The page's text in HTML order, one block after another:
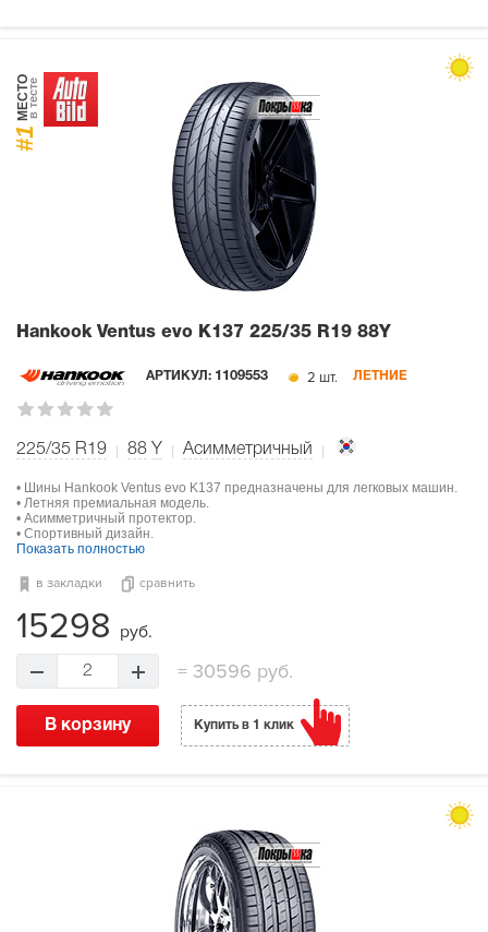
#1
МЕСТОв тесте
Hankook Ventus evo K137 225/35 R19 88Y
АРТИКУЛ: 1109553 2 шт. ЛЕТНИЕ
225/35 R19 88 Y Асимметричный
• Шины Hankook Ventus evo K137 предназначены для легковых машин.
• Летняя премиальная модель.
• Асимметричный протектор.
• Спортивный дизайн.
Показать полностью
в закладки сравнить
15298 руб.
2 =30596 руб.
В корзину Купить в 1 клик